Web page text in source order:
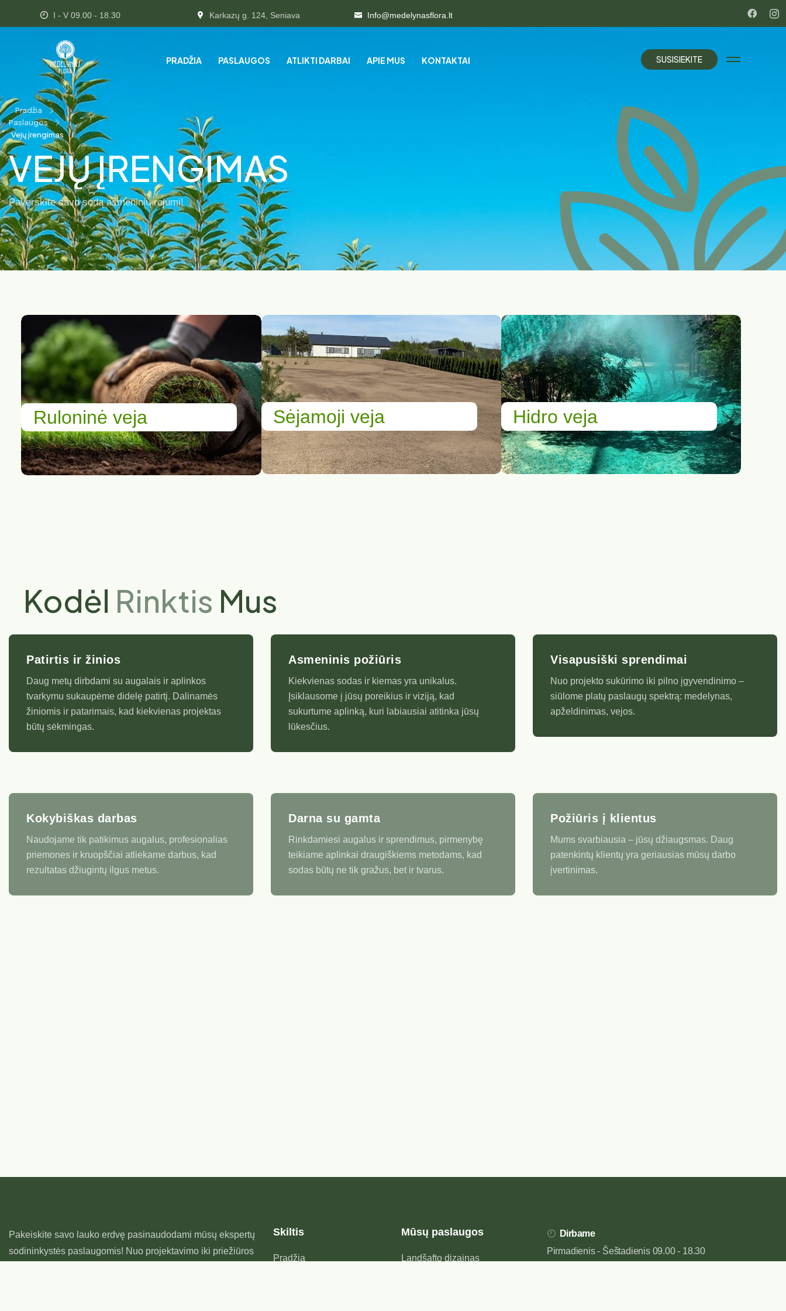
I - V 09.00 - 18.30 Karkazų g. 124, Seniava Info@medelynasflora.lt
PRADŽIA PASLAUGOS ATLIKTI DARBAI APIE MUS KONTAKTAI SUSISIEKITE
Pradžia
Paslaugos
Vejų įrengimas
VEJŲ ĮRENGIMAS
Paverskite savo sodą asmeniniu rojumi!
Ruloninė veja Sėjamoji veja Hidro veja
Kodėl Rinktis Mus
Patirtis ir žinios
Daug metų dirbdami su augalais ir aplinkos
tvarkymu sukaupėme didelę patirtį. Dalinamės
žiniomis ir patarimais, kad kiekvienas projektas
būtų sėkmingas.
Asmeninis požiūris
Kiekvienas sodas ir kiemas yra unikalus.
Įsiklausome į jūsų poreikius ir viziją, kad
sukurtume aplinką, kuri labiausiai atitinka jūsų
lūkesčius.
Visapusiški sprendimai
Nuo projekto sukūrimo iki pilno įgyvendinimo –
siūlome platų paslaugų spektrą: medelynas,
apželdinimas, vejos.
Kokybiškas darbas
Naudojame tik patikimus augalus, profesionalias
priemones ir kruopščiai atliekame darbus, kad
rezultatas džiugintų ilgus metus.
Darna su gamta
Rinkdamiesi augalus ir sprendimus, pirmenybę
teikiame aplinkai draugiškiems metodams, kad
sodas būtų ne tik gražus, bet ir tvarus.
Požiūris į klientus
Mums svarbiausia – jūsų džiaugsmas. Daug
patenkintų klientų yra geriausias mūsų darbo
įvertinimas.
Pakeiskite savo lauko erdvę pasinaudodami mūsų ekspertų
sodininkystės paslaugomis! Nuo projektavimo iki priežiūros
Skiltis
Pradžia
Mūsų paslaugos
Landšafto dizainas
Dirbame
Pirmadienis - Šeštadienis 09.00 - 18.30